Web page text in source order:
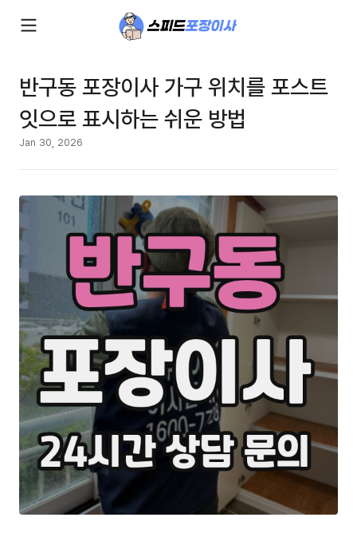
반구동 포장이사 가구 위치를 포스트
잇으로 표시하는 쉬운 방법
Jan 30, 2026